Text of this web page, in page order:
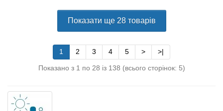
Показати ще 28 товарів
1 2 3 4 5 > >|
Показано з 1 по 28 із 138 (всього сторінок: 5)